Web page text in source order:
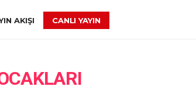
AKIŞI CANLI YAYIN